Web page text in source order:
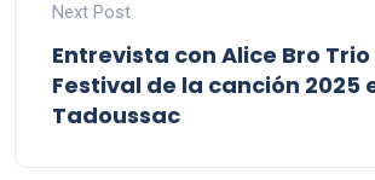
Next Post
Entrevista con Alice Bro Trio
Festival de la canción 2025
Tadoussac